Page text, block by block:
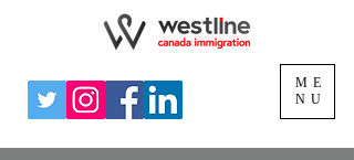
ME
NU